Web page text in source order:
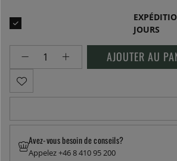
JOURS
AJOUTER AU
Avez-vous besoin de conseils?
Appelez +46 8 410 95 200